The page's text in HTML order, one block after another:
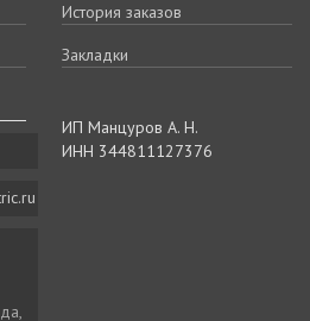
История заказов
Закладки
ИП Манцуров А. Н.
ИНН 344811127376